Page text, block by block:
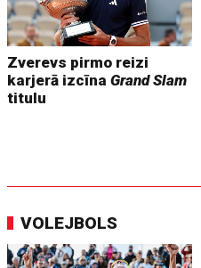
Zverevs pirmo reizi
karjerā izcīnaGrand Slam
titulu
VOLEJBOLS